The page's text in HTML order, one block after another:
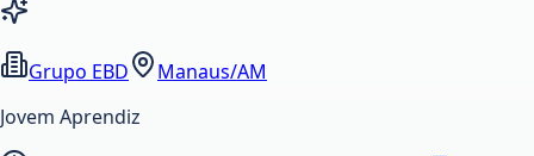
Grupo EBD
Manaus/AM
Jovem Aprendiz